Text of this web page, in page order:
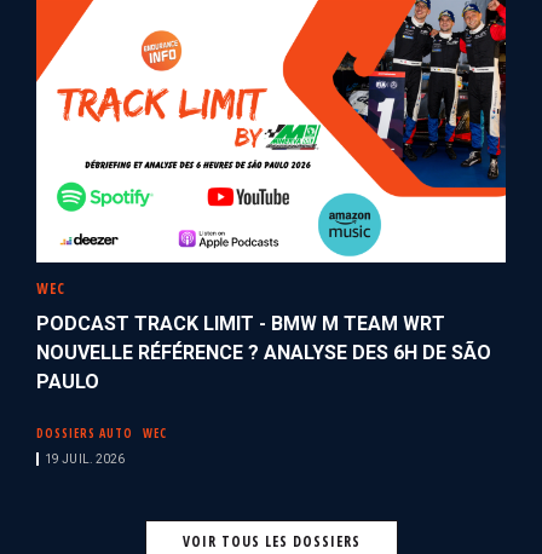
WEC
PODCAST TRACK LIMIT - BMW M TEAM WRT
NOUVELLE RÉFÉRENCE ? ANALYSE DES 6H DE SÃO
PAULO
DOSSIERS AUTO WEC
19 JUIL. 2026
VOIR TOUS LES DOSSIERS